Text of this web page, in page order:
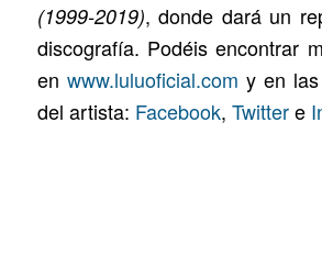
(1999-2019), donde dará un
discografía. Podéis encontrar
en www.luluoficial.com y en
del artista: Facebook, Twittere